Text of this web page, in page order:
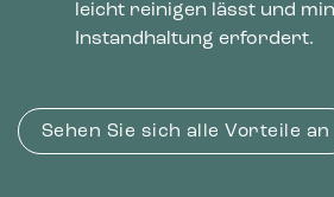
leicht reinigen lässt und
Instandhaltung erfordert.
Sehen Sie sich alle Vorteile an